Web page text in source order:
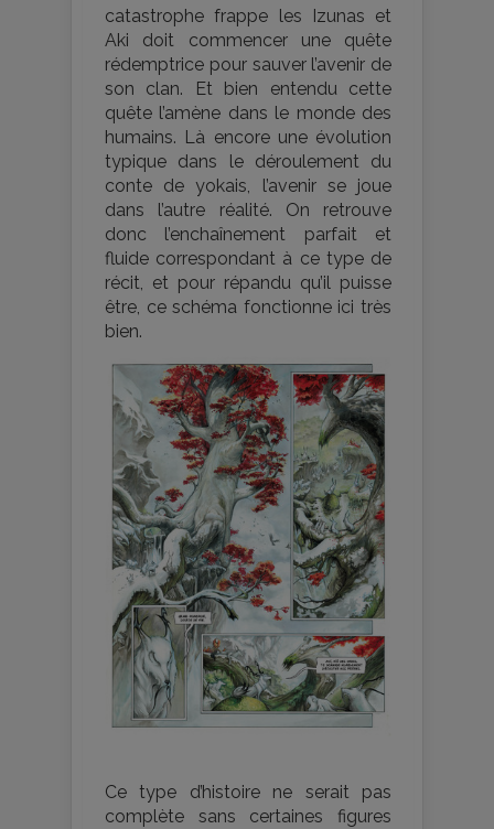
catastrophe frappe les Izunas et
Aki doit commencer une quête
rédemptrice pour sauver l’avenir de
son clan. Et bien entendu cette
quête l’amène dans le monde des
humains. Là encore une évolution
typique dans le déroulement du
conte de yokais, l’avenir se joue
dans l’autre réalité. On retrouve
donc l’enchaînement parfait et
fluide correspondant à ce type de
récit, et pour répandu qu’il puisse
être, ce schéma fonctionne ici très
bien.
Ce type d’histoire ne serait pas
complète sans certaines figures